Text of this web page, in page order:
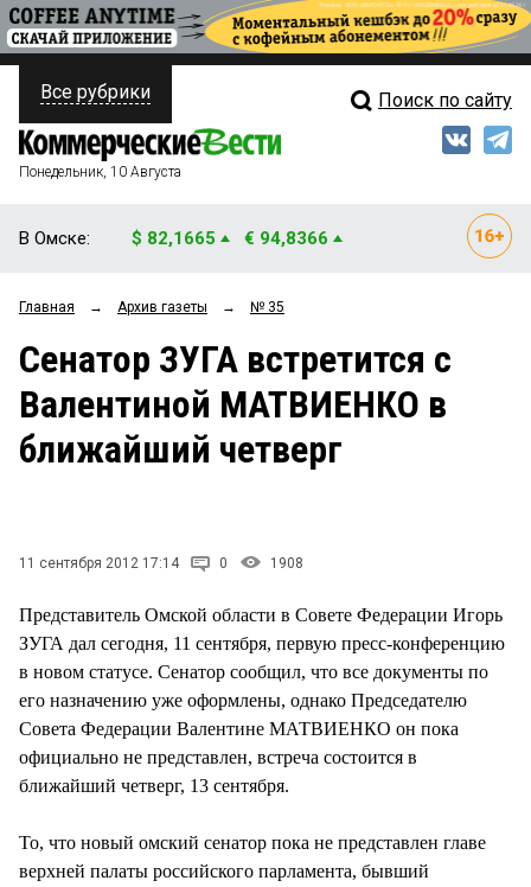
ПОЛИТИКА
ФИНАНСЫ
ОБЩЕСТВО
ЗАКОН
НОВОСТИ КОМПАНИЙ
Свежий выпуск
Рейтинги
Блоги
Архив
Все рубрики Поиск по сайту
Понедельник, 10 Августа
В Омске: $ 82,1665 € 94,8366
Главная → Архив газеты → № 35
Сенатор ЗУГА встретится с
Валентиной МАТВИЕНКО в
ближайший четверг
11 сентября 2012 17:14 0 1908
Представитель Омской области в Совете Федерации Игорь
ЗУГА дал сегодня, 11 сентября, первую пресс-конференцию
в новом статусе. Сенатор сообщил, что все документы по
его назначению уже оформлены, однако Председателю
Совета Федерации Валентине МАТВИЕНКО он пока
официально не представлен, встреча состоится в
ближайший четверг, 13 сентября.
То, что новый омский сенатор пока не представлен главе
верхней палаты российского парламента, бывший